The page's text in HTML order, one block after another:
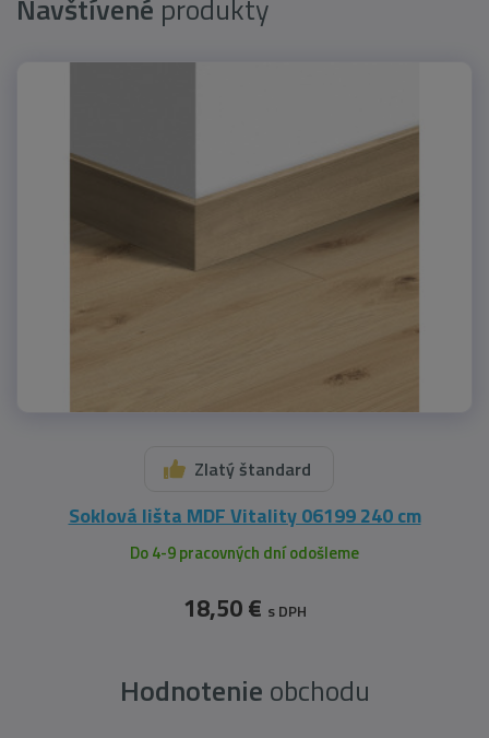
Navštívené produkty
Zlatý štandard
Soklová lišta MDF Vitality 06199 240 cm
Do 4-9 pracovných dní odošleme
18,50 € s DPH
Hodnotenie obchodu